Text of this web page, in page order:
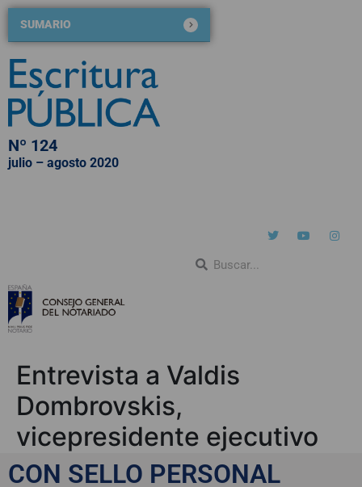
SUMARIO
Nº 124
julio – agosto 2020
Entrevista a Valdis
Dombrovskis,
vicepresidente ejecutivo
de la Comisión Europea
CON SELLO PERSONAL